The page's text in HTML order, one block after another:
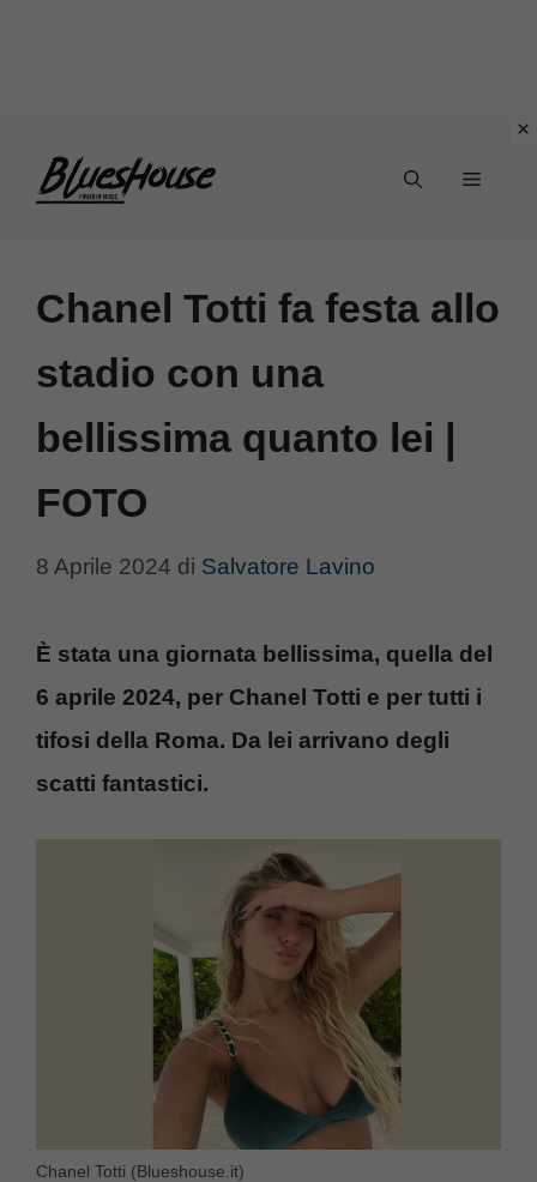
Menu
Chanel Totti fa festa allo
stadio con una
bellissima quanto lei |
FOTO
8 Aprile 2024 di Salvatore Lavino
È stata una giornata bellissima, quella del
6 aprile 2024, per Chanel Totti e per tutti i
tifosi della Roma. Da lei arrivano degli
scatti fantastici.
Chanel Totti (Blueshouse.it)